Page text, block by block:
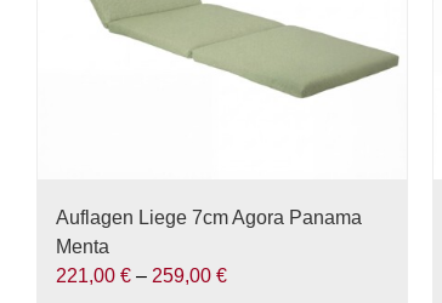
Auflagen Liege 7cm Agora Panama
Menta
221,00 € – 259,00 €